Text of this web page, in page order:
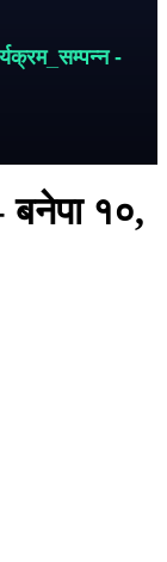
-
बनेपा १०,